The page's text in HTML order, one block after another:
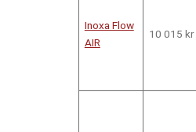
Inoxa Flow
AIR
10 015 kr